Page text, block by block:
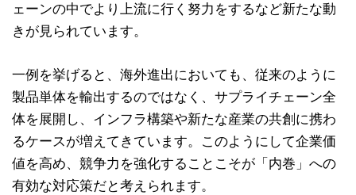
ェーンの中でより上流に行く努力をするなど新たな動
きが見られています。
一例を挙げると、海外進出においても、従来のように
製品単体を輸出するのではなく、サプライチェーン全
体を展開し、インフラ構築や新たな産業の共創に携わ
るケースが増えてきています。このようにして企業価
値を高め、競争力を強化することこそが「内巻」への
有効な対応策だと考えられます。